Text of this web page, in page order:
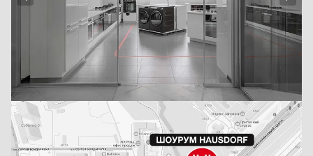
Meyvel
Pando
Gefest
Midea
Cavanova
Omoikiri
Hyundai
Indel B